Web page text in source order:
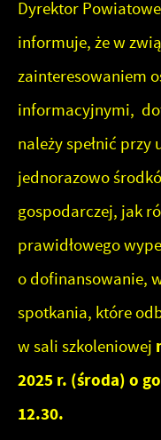
Dyrektor
informuje, że w
zainteresowaniem
informacyjnymi,
należy spełnić
jednorazowo
gospodarczej, jak
prawidłowego
o dofinansowanie,
spotkania, które
w sali szkoleniowej
2025 r. (środa) o
12.30.
oraz częstotliwości, z
internetowych pod
użytkowników.
w formie
analityczne pliki
najciekawsze
partnerów.
Promocyjne pliki
naszych komunikatów
przeglądanej witryny
mogą pojawić się na
będących naszymi
prezentujących nasze
komunikatów mediów
Więcej